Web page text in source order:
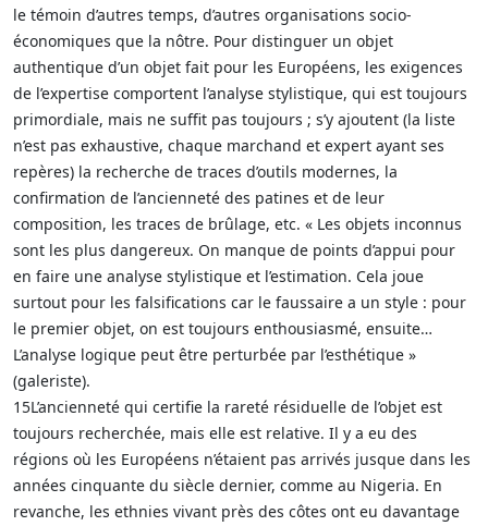
le témoin d’autres temps, d’autres organisations socio-
économiques que la nôtre. Pour distinguer un objet
authentique d’un objet fait pour les Européens, les exigences
de l’expertise comportent l’analyse stylistique, qui est toujours
primordiale, mais ne suffit pas toujours ; s’y ajoutent (la liste
n’est pas exhaustive, chaque marchand et expert ayant ses
repères) la recherche de traces d’outils modernes, la
confirmation de l’ancienneté des patines et de leur
composition, les traces de brûlage, etc. « Les objets inconnus
sont les plus dangereux. On manque de points d’appui pour
en faire une analyse stylistique et l’estimation. Cela joue
surtout pour les falsifications car le faussaire a un style : pour
le premier objet, on est toujours enthousiasmé, ensuite…
L’analyse logique peut être perturbée par l’esthétique »
(galeriste).
15L’ancienneté qui certifie la rareté résiduelle de l’objet est
toujours recherchée, mais elle est relative. Il y a eu des
régions où les Européens n’étaient pas arrivés jusque dans les
années cinquante du siècle dernier, comme au Nigeria. En
revanche, les ethnies vivant près des côtes ont eu davantage